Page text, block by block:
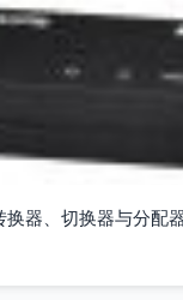
器、切换器与分配